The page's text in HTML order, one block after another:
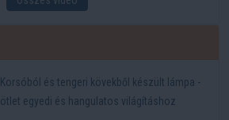
Korsóból és tengeri kövekből készült lámpa -
ötlet egyedi és hangulatos világításhoz